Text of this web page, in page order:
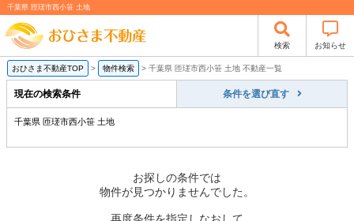
千葉県 匝瑳市西小笹 土地
検索 お知らせ
おひさま不動産TOP > 物件検索 > 千葉県 匝瑳市西小笹 土地 不動産一覧
現在の検索条件 条件を選び直す
千葉県 匝瑳市西小笹 土地
お探しの条件では
物件が見つかりませんでした。